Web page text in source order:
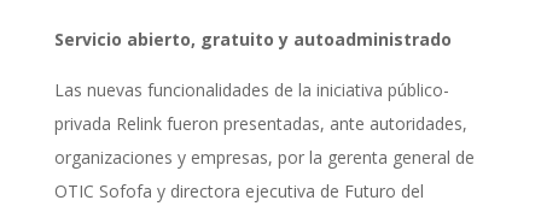
Servicio abierto, gratuito y autoadministrado
Las nuevas funcionalidades de la iniciativa público-
privada Relink fueron presentadas, ante autoridades,
organizaciones y empresas, por la gerenta general de
OTIC Sofofa y directora ejecutiva de Futuro del